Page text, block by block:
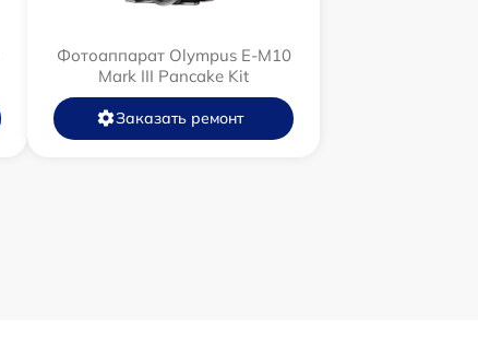
Фотоаппарат Olympus E-M10
Mark III Pancake Kit
Заказать ремонт